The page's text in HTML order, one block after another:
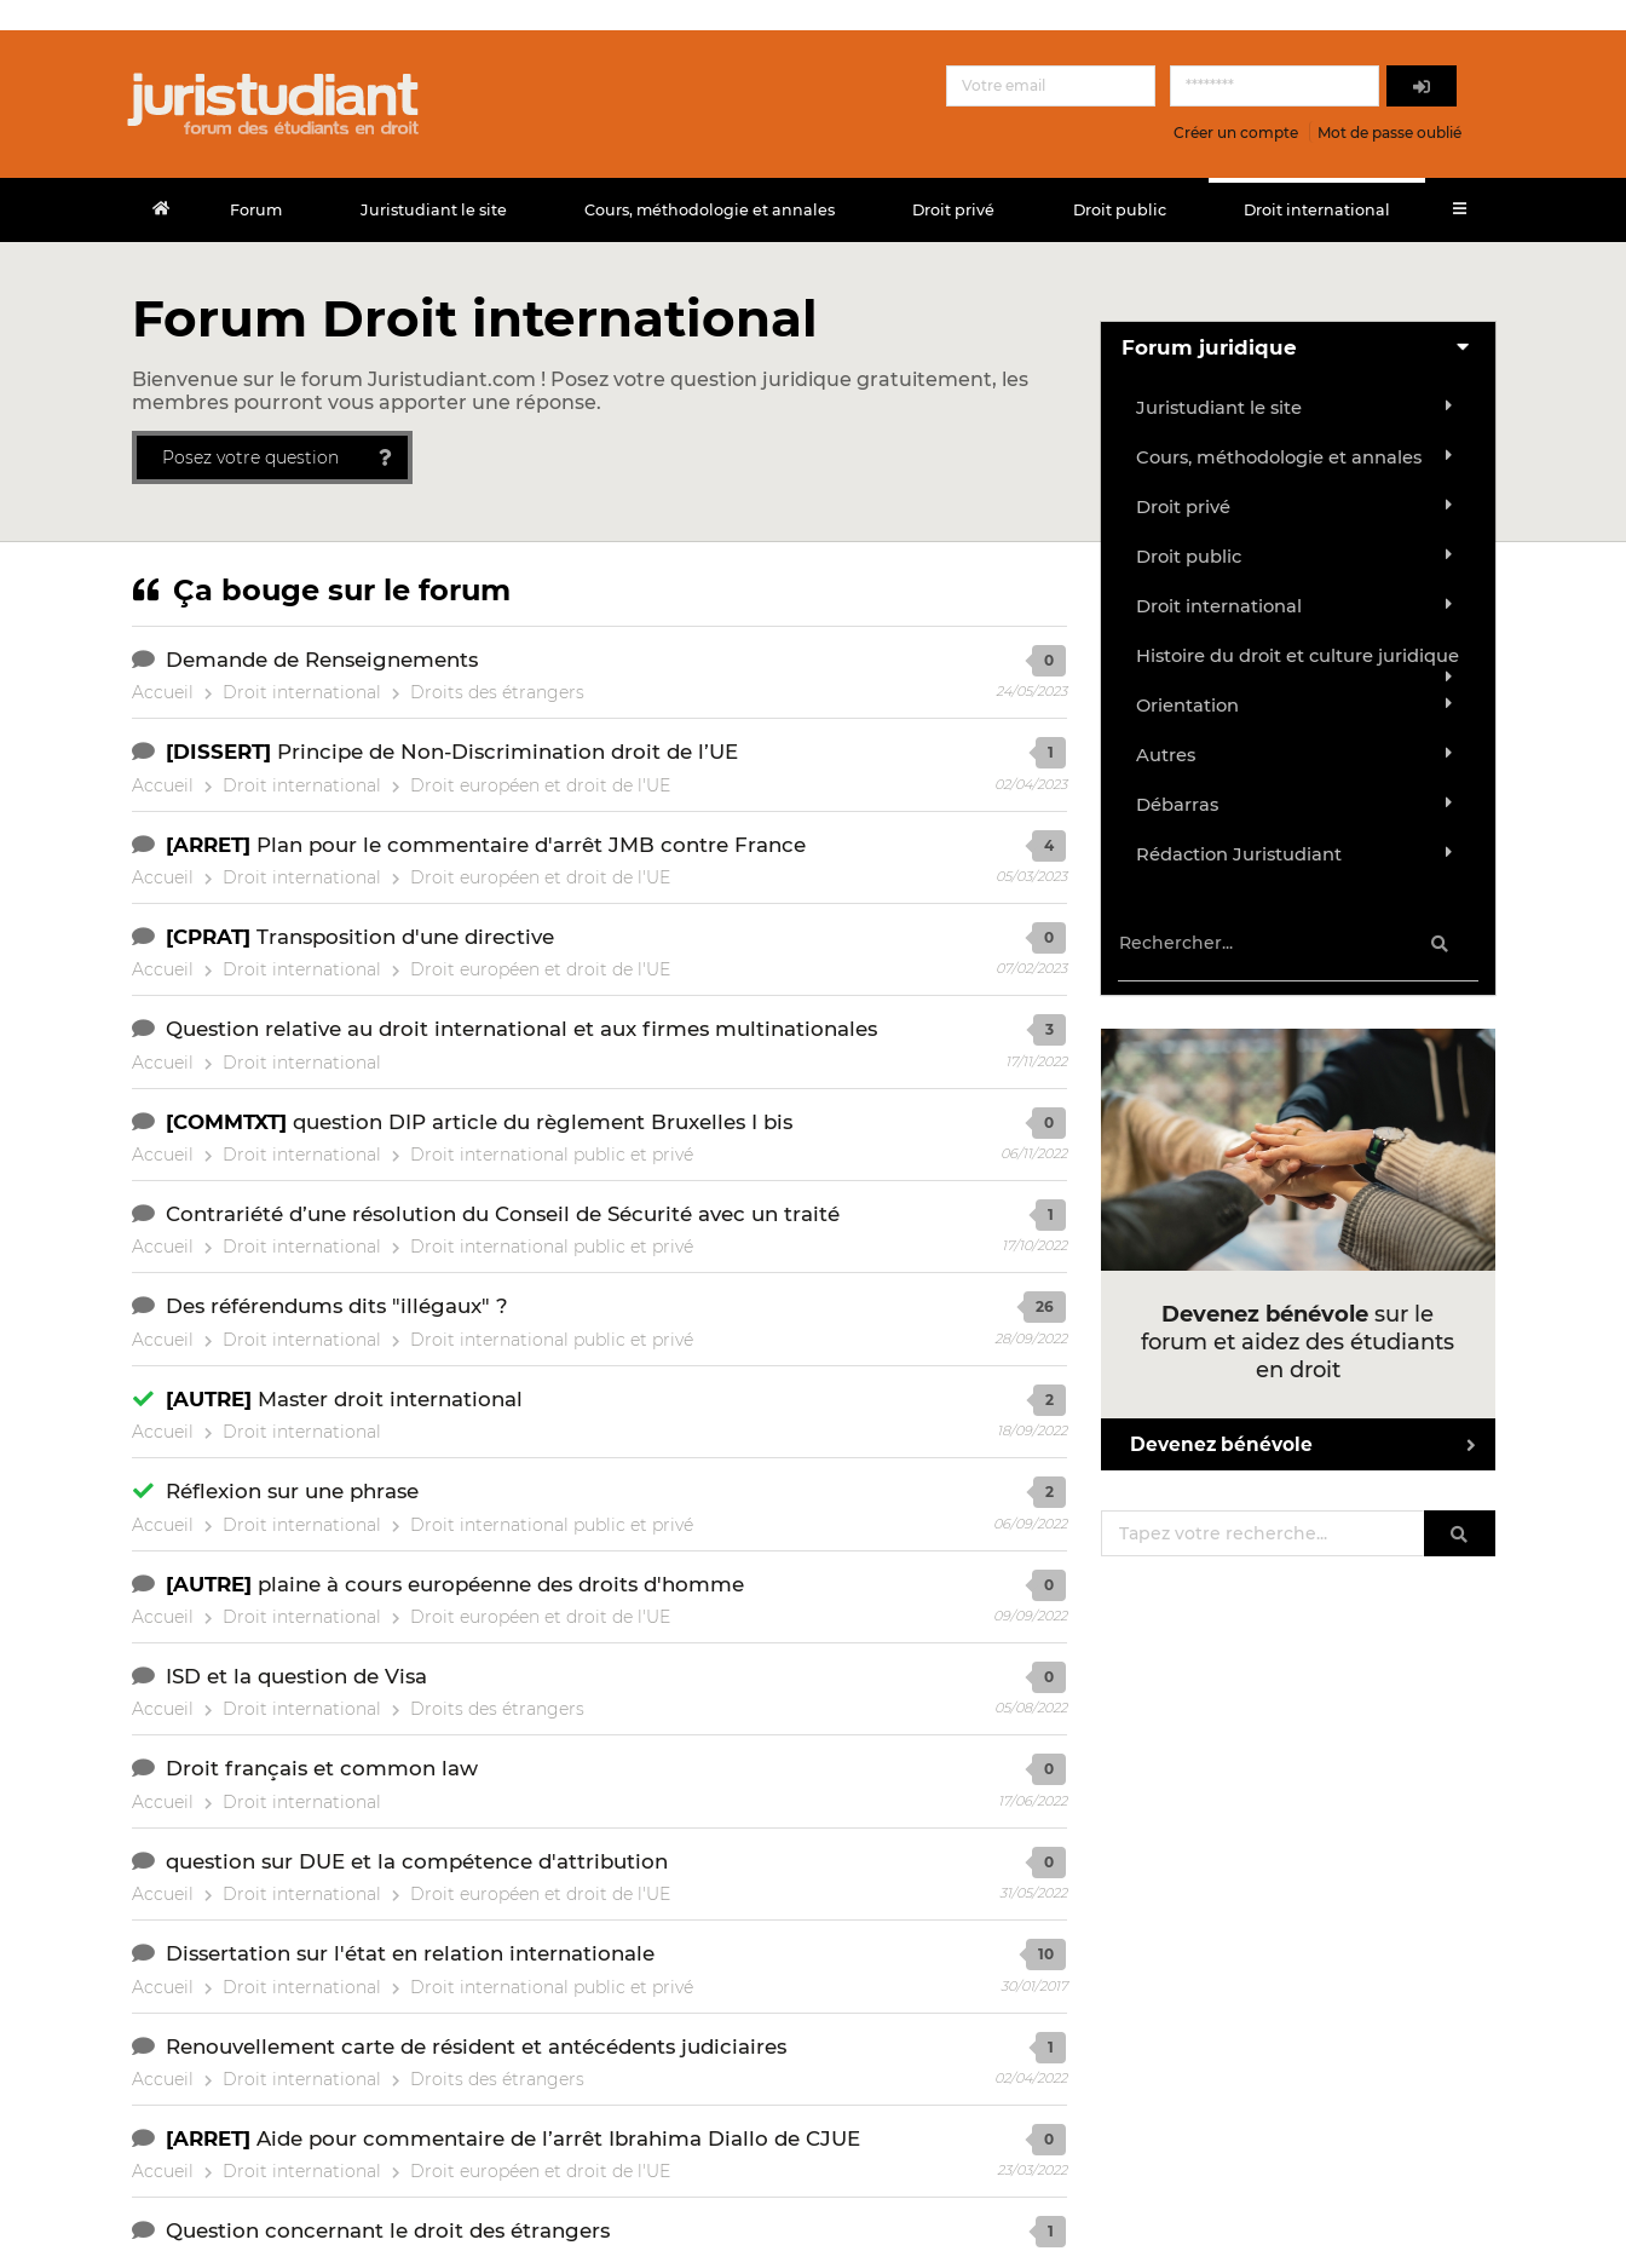
Créer un compte Mot de passe oublié
Forum Juristudiant le site Cours, méthodologie et annales Droit privé Droit public Droit international
Forum Droit international
Bienvenue sur le forum Juristudiant.com ! Posez votre question juridique gratuitement, les
membres pourront vous apporter une réponse.
Posez votre question
Ça bouge sur le forum
Demande de Renseignements
Accueil Droit international Droits des étrangers
0
24/05/2023
[DISSERT] Principe de Non-Discrimination droit de l’UE
Accueil Droit international Droit européen et droit de l'UE
1
02/04/2023
[ARRET] Plan pour le commentaire d'arrêt JMB contre France
Accueil Droit international Droit européen et droit de l'UE
4
05/03/2023
[CPRAT] Transposition d'une directive
Accueil Droit international Droit européen et droit de l'UE
0
07/02/2023
Question relative au droit international et aux firmes multinationales
Accueil Droit international
3
17/11/2022
[COMMTXT] question DIP article du règlement Bruxelles I bis
Accueil Droit international Droit international public et privé
0
06/11/2022
Contrariété d’une résolution du Conseil de Sécurité avec un traité
Accueil Droit international Droit international public et privé
1
17/10/2022
Des référendums dits "illégaux" ?
Accueil Droit international Droit international public et privé
26
28/09/2022
[AUTRE] Master droit international
Accueil Droit international
2
18/09/2022
Réflexion sur une phrase
Accueil Droit international Droit international public et privé
2
06/09/2022
[AUTRE] plaine à cours européenne des droits d'homme
Accueil Droit international Droit européen et droit de l'UE
0
09/09/2022
ISD et la question de Visa
Accueil Droit international Droits des étrangers
0
05/08/2022
Droit français et common law
Accueil Droit international
0
17/06/2022
question sur DUE et la compétence d'attribution
Accueil Droit international Droit européen et droit de l'UE
0
31/05/2022
Dissertation sur l'état en relation internationale
Accueil Droit international Droit international public et privé
10
30/01/2017
Renouvellement carte de résident et antécédents judiciaires
Accueil Droit international Droits des étrangers
1
02/04/2022
[ARRET] Aide pour commentaire de l’arrêt Ibrahima Diallo de CJUE
Accueil Droit international Droit européen et droit de l'UE
0
23/03/2022
Question concernant le droit des étrangers 1
Forum juridique
Juristudiant le site
Cours, méthodologie et annales
Droit privé
Droit public
Droit international
Histoire du droit et culture juridique
Orientation
Autres
Débarras
Rédaction Juristudiant
Devenez bénévole sur le
forum et aidez des étudiants
en droit
Devenez bénévole